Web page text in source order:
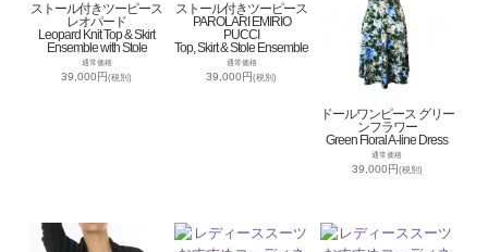
ストール付きツーピース
レオパード
Leopard Knit Top & Skirt
Ensemble with Stole
通常価格
39,000円(税別)
ストール付きツーピース
PAROLARI EMIRIO
PUCCI
Top, Skirt & Stole Ensemble
通常価格
39,000円(税別)
ドールワンピース グリー
ンフラワー
Green Floral A-line Dress
通常価格
39,000円(税別)